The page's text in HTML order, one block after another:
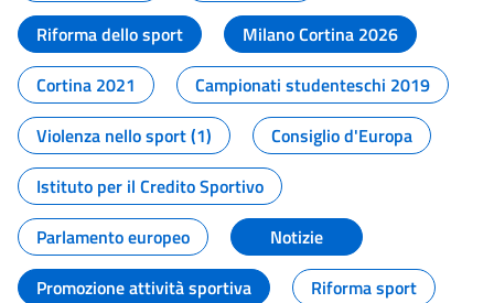
Riforma dello sport
Milano Cortina 2026
Cortina 2021
Campionati studenteschi 2019
Violenza nello sport (1)
Consiglio d'Europa
Istituto per il Credito Sportivo
Parlamento europeo
Notizie
Promozione attività sportiva
Riforma sport